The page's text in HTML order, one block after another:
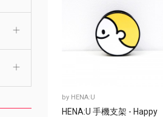
by HENA:U
HENA:U 手機支架 - Happy